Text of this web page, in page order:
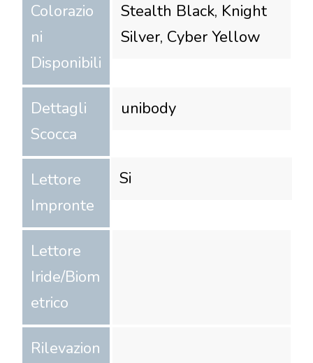
Colorazio
ni
Disponibili
Stealth Black, Knight
Silver, Cyber Yellow
Dettagli
Scocca
unibody
Lettore
Impronte
Si
Lettore
Iride/Biom
etrico
Rilevazion